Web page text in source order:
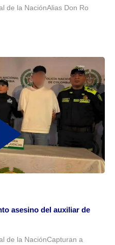
de la NaciónAlias Don Ro
asesino del auxiliar de
de la NaciónCapturan a